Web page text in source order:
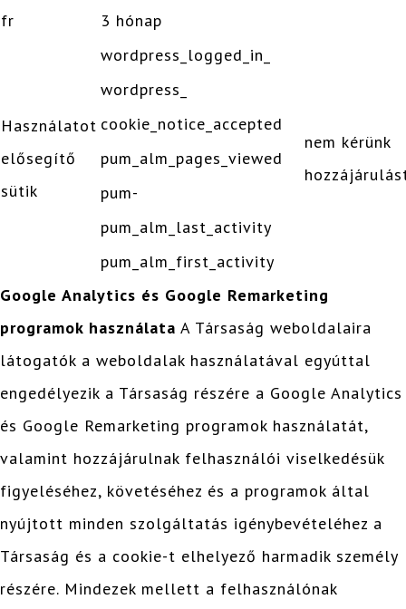
fr
3 hónap
Használatot
elősegítő
sütik
wordpress_logged_in_
nem kérünk
wordpress_
cookie_notice_accepted
pum_alm_pages_viewed
pum-
pum_alm_last_activity
pum_alm_first_activity
Google Analytics és Google Remarketing
programok használata A Társaság weboldalaira
látogatók a weboldalak használatával egyúttal
engedélyezik a Társaság részére a Google Analytics
és Google Remarketing programok használatát,
valamint hozzájárulnak felhasználói viselkedésük
figyeléséhez, követéséhez és a programok által
nyújtott minden szolgáltatás igénybevételéhez a
Társaság és a cookie-t elhelyező harmadik személy
részére. Mindezek mellett a felhasználónak